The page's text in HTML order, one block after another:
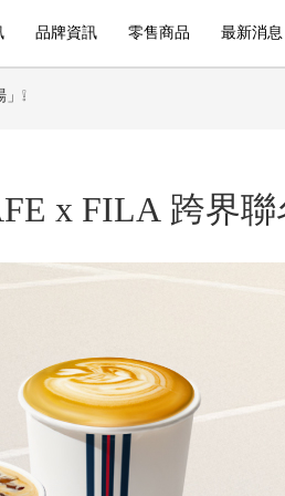
品牌資訊 零售商品 最新消息
❕
x FILA 跨界聯